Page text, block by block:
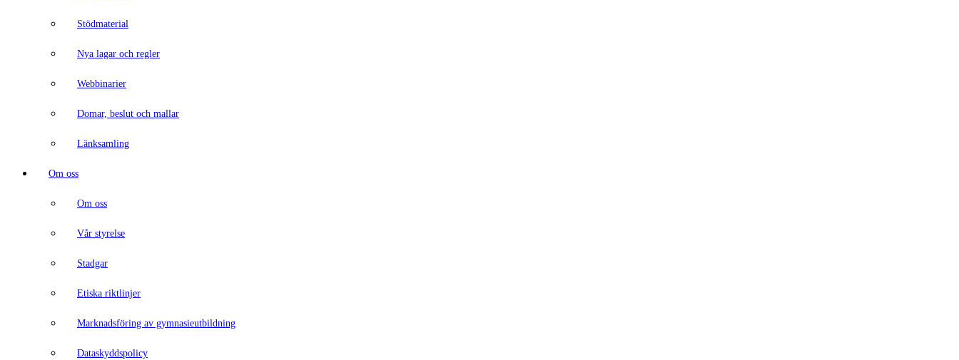
Stödmaterial
Nya lagar och regler
Webbinarier
Domar, beslut och mallar
Länksamling
Om oss
Om oss
Vår styrelse
Stadgar
Etiska riktlinjer
Marknadsföring av gymnasieutbildning
Dataskyddspolicy